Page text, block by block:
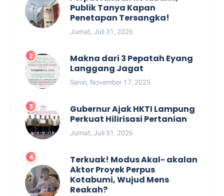
Publik Tanya Kapan
Penetapan Tersangka!
Jumat, Juli 31, 2026
Makna dari 3 Pepatah Eyang
Langgang Jagat
Senin, November 17, 2025
Gubernur Ajak HKTI Lampung
Perkuat Hilirisasi Pertanian
Jumat, Juli 31, 2026
Terkuak! Modus Akal- akalan
Aktor Proyek Perpus
Kotabumi, Wujud Mens
Reakah?